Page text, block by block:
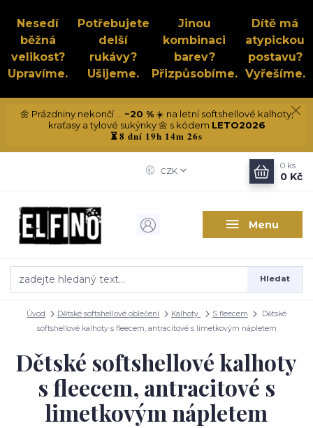
Nesedí
běžná
velikost?
Upravíme.
Potřebujete
delší
rukávy?
Ušijeme.
Jinou
kombinaci
barev?
Přizpůsobíme.
Dítě má
atypickou
postavu?
Vyřešíme.
🌼 Prázdniny nekončí ... −20 %☀️ na letní softshellové kalhoty,
kraťasy a tylové sukýnky 🌼 s kódem LETO2026
⏳8 dní 19h 14m 25s
Menu
CZK
Hledat
0 ks
0 Kč
Úvod Dětské softshellové oblečení Kalhoty S fleecem
Dětské
softshellové kalhoty s fleecem, antracitové s limetkovým nápletem
Dětské softshellové kalhoty
s fleecem, antracitové s
limetkovým nápletem